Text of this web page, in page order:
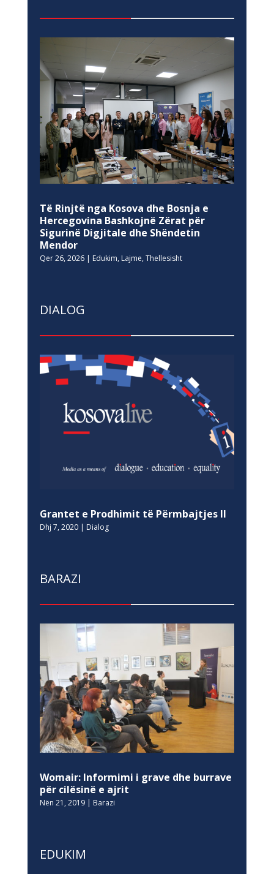
Të Rinjtë nga Kosova dhe Bosnja e
Hercegovina Bashkojnë Zërat për
Sigurinë Digjitale dhe Shëndetin
Mendor
Qer 26, 2026| Edukim, Lajme, Thellesisht
DIALOG
Grantet e Prodhimit të Përmbajtjes II
Dhj 7, 2020| Dialog
BARAZI
Womair: Informimi i grave dhe burrave
për cilësinë e ajrit
Nën 21, 2019| Barazi
EDUKIM